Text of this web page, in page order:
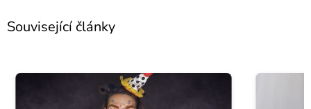
Související články